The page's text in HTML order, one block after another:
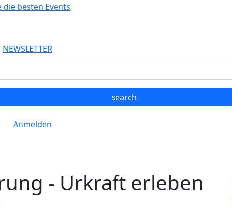
NEWSLETTER
Anmelden
- Urkraft erleben